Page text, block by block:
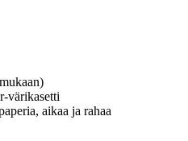
värikasetti
aikaa ja rahaa